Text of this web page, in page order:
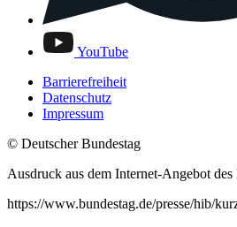
YouTube
Barrierefreiheit
Datenschutz
Impressum
© Deutscher Bundestag
Ausdruck aus dem Internet-Angebot des
https://www.bundestag.de/presse/hib/